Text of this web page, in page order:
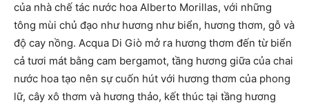
của nhà chế tác nước hoa Alberto Morillas, với những
tông mùi chủ đạo như hương như biển, hương thơm, gỗ và
độ cay nồng. Acqua Di Giò mở ra hương thơm đến từ biển
cả tươi mát bằng cam bergamot, tầng hương giữa của chai
nước hoa tạo nên sự cuốn hút với hương thơm của phong
lữ, cây xô thơm và hương thảo, kết thúc tại tầng hương